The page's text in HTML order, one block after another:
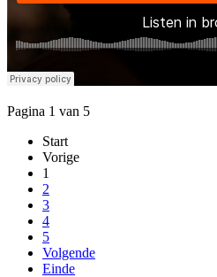
Pagina 1 van 5
Start
Vorige
1
2
3
4
5
Volgende
Einde